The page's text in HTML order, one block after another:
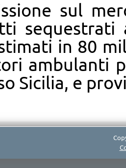
sul
sequestrati
in 80
ambulanti
Sicilia, e